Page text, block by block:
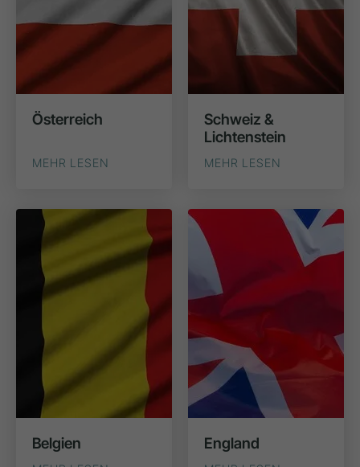
Österreich
MEHR LESEN
Schweiz &
Lichtenstein
MEHR LESEN
Belgien England